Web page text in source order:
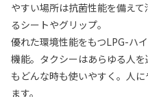
やすい場所は抗菌性能を備え
るシートやグリップ。
優れた環境性能をもつLPG-ハ
機能。タクシーはあらゆる人
もどんな時も使いやすく。人
ます。